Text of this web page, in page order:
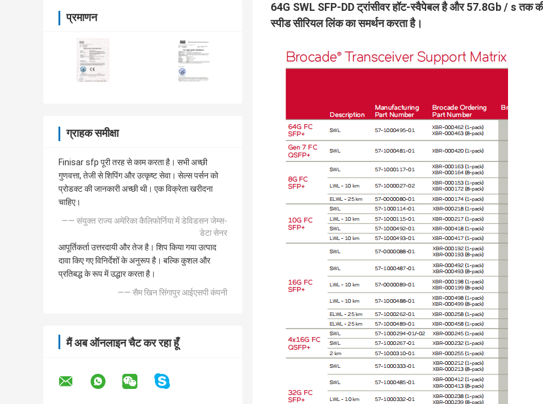
प्रमाणन
ग्राहक समीक्षा
Finisar sfp पूरी तरह से काम करता है। सभी अच्छी
गुणवत्ता, तेजी से शिपिंग और उत्कृष्ट सेवा। सेल्स पर्सन को
प्रोडक्ट की जानकारी अच्छी थी। एक विक्रेता खरीदना
चाहिए।
—— संयुक्त राज्य अमेरिका कैलिफोर्निया में डेविडसन जेम्स-
डेटा सेनर
आपूर्तिकर्ता उत्तरदायी और तेज है। शिप किया गया उत्पाद
दावा किए गए विनिर्देशों के अनुरूप है। बल्कि कुशल और
प्रतिबद्ध के रूप में उद्धार करता है।
—— सैम खिन सिंगापुर आईएसपी कंपनी
मैं अब ऑनलाइन चैट कर रहा हूँ
64G SWL SFP-DD ट्रांसीवर हॉट-स्वैपेबल है और 57.8Gb / s तक की
स्पीड सीरियल लिंक का समर्थन करता है।